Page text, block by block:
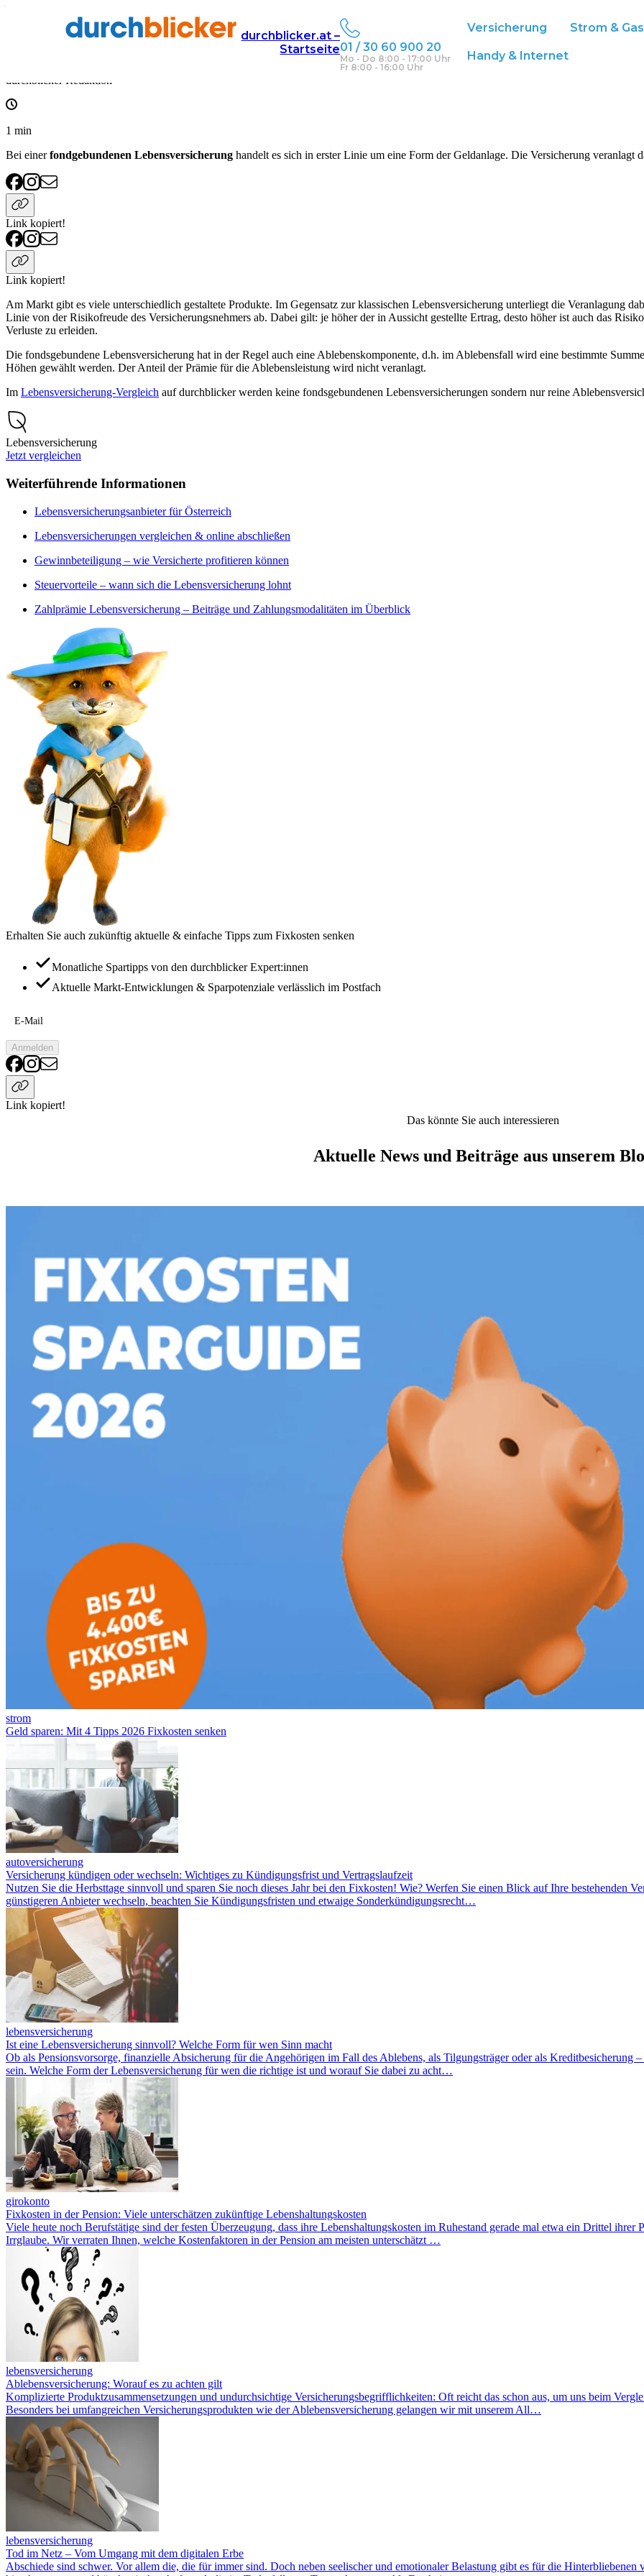
durchblicker.at –
Startseite01 / 30 60 900 20
Mo - Do 8:00 - 17:00 Uhr
Fr 8:00 - 16:00 Uhr
Versicherung Strom & Gas
Handy & Internet
Versicherung lebensversicherung
durchblicker Redaktion
1 min
Bei einerfondgebundenen Lebensversicherung handelt es sich in erster Linie um eine Form der Geldanlage. Die Versicherung veranlagt
Link kopiert!
Link kopiert!
Am Markt gibt es viele unterschiedlich gestaltete Produkte. Im Gegensatz zur klassischen Lebensversicherung unterliegt die Veranlagung
Linie von der Risikofreude des Versicherungsnehmers ab. Dabei gilt: je höher der in Aussicht gestellte Ertrag, desto höher ist auch das
Verluste zu erleiden.
Die fondsgebundene Lebensversicherung hat in der Regel auch eine Ablebenskomponente, d.h. im Ablebensfall wird eine bestimmte
Höhen gewählt werden. Der Anteil der Prämie für die Ablebensleistung wird nicht veranlagt.
Im Lebensversicherung-Vergleich auf durchblicker werden keine fondsgebundenen Lebensversicherungen sondern nur reine
Lebensversicherung
Jetzt vergleichen
Weiterführende Informationen
Lebensversicherungsanbieter für Österreich
Lebensversicherungen vergleichen & online abschließen
Gewinnbeteiligung – wie Versicherte profitieren können
Steuervorteile – wann sich die Lebensversicherung lohnt
Zahlprämie Lebensversicherung – Beiträge und Zahlungsmodalitäten im Überblick
Erhalten Sie auch zukünftig aktuelle & einfache Tipps zum Fixkosten senken
Monatliche Spartipps von den durchblicker Expert:innen
Aktuelle Markt-Entwicklungen & Sparpotenziale verlässlich im Postfach
E-Mail
Anmelden
Link kopiert!
Das könnte Sie auch interessieren
Aktuelle News und Beiträge aus unserem
strom
Geld sparen: Mit 4 Tipps 2026 Fixkosten senken
autoversicherung
Versicherung kündigen oder wechseln: Wichtiges zu Kündigungsfrist und Vertragslaufzeit
Nutzen Sie die Herbsttage sinnvoll und sparen Sie noch dieses Jahr bei den Fixkosten! Wie? Werfen Sie einen Blick auf Ihre bestehenden
günstigeren Anbieter wechseln, beachten Sie Kündigungsfristen und etwaige Sonderkündigungsrecht…
lebensversicherung
Ist eine Lebensversicherung sinnvoll? Welche Form für wen Sinn macht
Ob als Pensionsvorsorge, finanzielle Absicherung für die Angehörigen im Fall des Ablebens, als Tilgungsträger oder als Kreditbesicherung
sein. Welche Form der Lebensversicherung für wen die richtige ist und worauf Sie dabei zu acht…
girokonto
Fixkosten in der Pension: Viele unterschätzen zukünftige Lebenshaltungskosten
Viele heute noch Berufstätige sind der festen Überzeugung, dass ihre Lebenshaltungskosten im Ruhestand gerade mal etwa ein Drittel ihrer
Irrglaube. Wir verraten Ihnen, welche Kostenfaktoren in der Pension am meisten unterschätzt …
lebensversicherung
Ablebensversicherung: Worauf es zu achten gilt
Komplizierte Produktzusammensetzungen und undurchsichtige Versicherungsbegrifflichkeiten: Oft reicht das schon aus, um uns beim
Besonders bei umfangreichen Versicherungsprodukten wie der Ablebensversicherung gelangen wir mit unserem All…
lebensversicherung
Tod im Netz – Vom Umgang mit dem digitalen Erbe
Abschiede sind schwer. Vor allem die, die für immer sind. Doch neben seelischer und emotionaler Belastung gibt es für die